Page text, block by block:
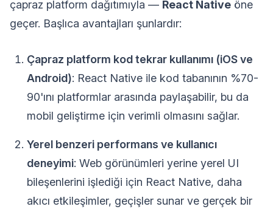
çapraz platform dağıtımıyla — React Native öne
geçer. Başlıca avantajları şunlardır:
Çapraz platform kod tekrar kullanımı (iOS ve
Android): React Native ile kod tabanının %70-
90'ını platformlar arasında paylaşabilir, bu da
mobil geliştirme için verimli olmasını sağlar.
Yerel benzeri performans ve kullanıcı
deneyimi: Web görünümleri yerine yerel UI
bileşenlerini işlediği için React Native, daha
akıcı etkileşimler, geçişler sunar ve gerçek bir